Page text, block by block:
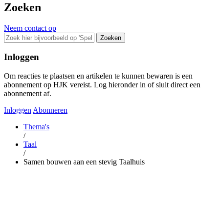
Zoeken
Neem contact op
Zoeken
Inloggen
Om reacties te plaatsen en artikelen te kunnen bewaren is een
abonnement op HJK vereist. Log hieronder in of sluit direct een
abonnement af.
Inloggen Abonneren
Thema's
/
Taal
/
Samen bouwen aan een stevig Taalhuis